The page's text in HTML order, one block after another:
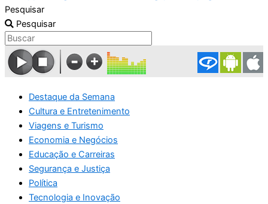
Pesquisar
Pesquisar
Destaque da Semana
Cultura e Entretenimento
Viagens e Turismo
Economia e Negócios
Educação e Carreiras
Segurança e Justiça
Política
Tecnologia e Inovação